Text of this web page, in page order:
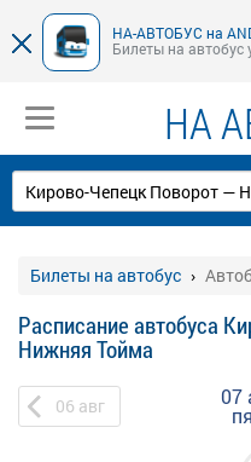
НА-АВТОБУС на
Билеты на автобус
НА
Билеты на автобус
Расписание автобуса
Нижняя Тойма
06 авг 07